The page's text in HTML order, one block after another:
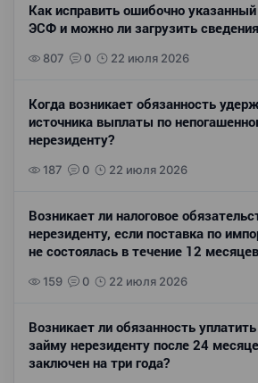
Как исправить ошибочно
ЭСФ и можно ли загрузить
807 0 22 июля 2026
Когда возникает обязанность
источника выплаты по
нерезиденту?
187 0 22 июля 2026
Возникает ли налоговое
нерезиденту, если поставка по
не состоялась в течение 12
159 0 22 июля 2026
Возникает ли обязанность
займу нерезиденту после 24
заключен на три года?